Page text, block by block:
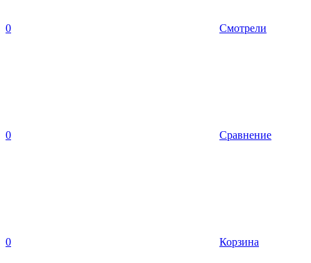
0 Смотрели
0 Сравнение
0 Корзина